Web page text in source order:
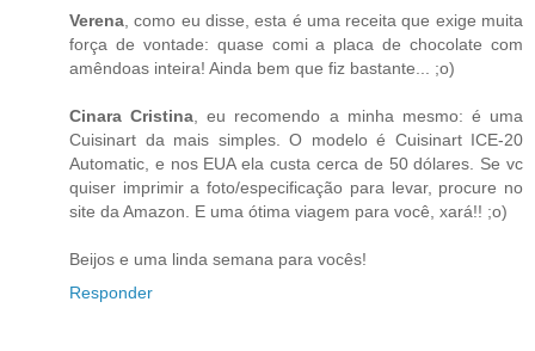
Verena , como eu disse, esta é uma receita que exige muita
força de vontade: quase comi a placa de chocolate com
amêndoas inteira! Ainda bem que fiz bastante... ;o)
Cinara Cristina , eu recomendo a minha mesmo: é uma
Cuisinart da mais simples. O modelo é Cuisinart ICE-20
Automatic, e nos EUA ela custa cerca de 50 dólares. Se vc
quiser imprimir a foto/especificação para levar, procure no
site da Amazon. E uma ótima viagem para você, xará!! ;o)
Beijos e uma linda semana para vocês!
Responder